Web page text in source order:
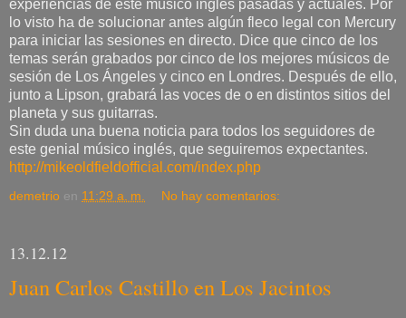
experiencias de este músico inglés pasadas y actuales. Por
lo visto ha de solucionar antes algún fleco legal con Mercury
para iniciar las sesiones en directo. Dice que cinco de los
temas serán grabados por cinco de los mejores músicos de
sesión de Los Ángeles y cinco en Londres. Después de ello,
junto a Lipson, grabará las voces de o en distintos sitios del
planeta y sus guitarras.
Sin duda una buena noticia para todos los seguidores de
este genial músico inglés, que seguiremos expectantes.
http://mikeoldfieldofficial.com/index.php
demetrio en 11:29 a. m. No hay comentarios:
13.12.12
Juan Carlos Castillo en Los Jacintos